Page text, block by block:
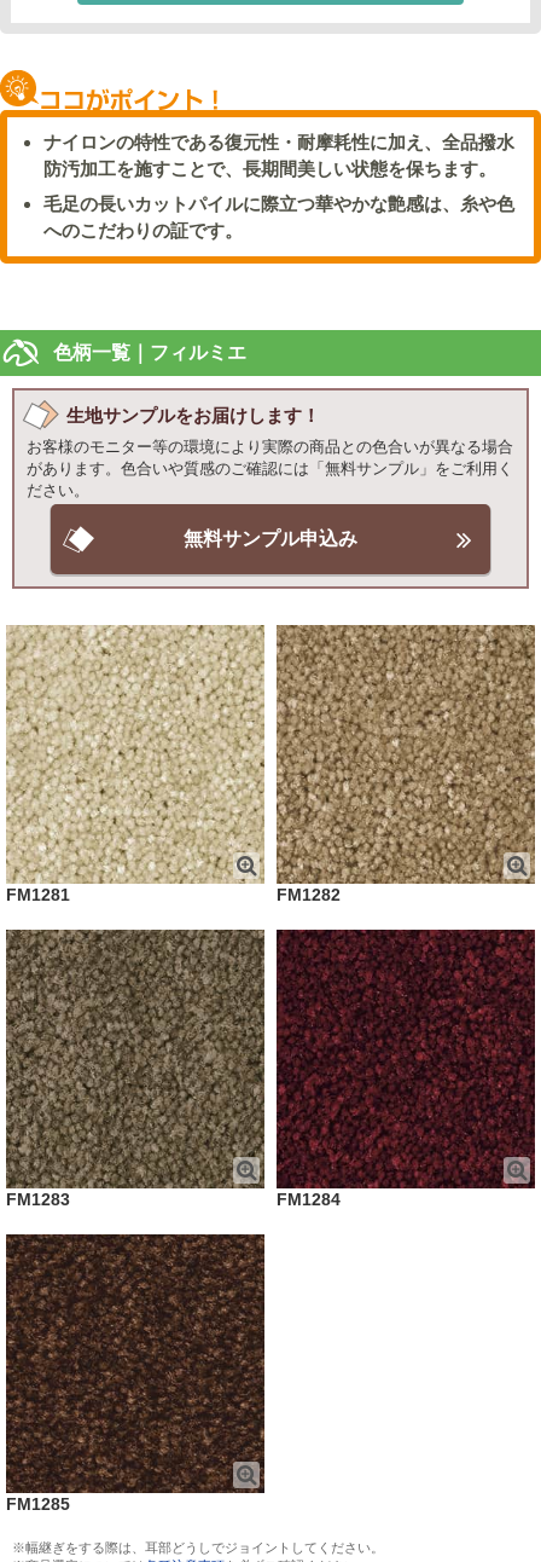
ナイロンの特性である復元性・耐摩耗性に加え、全品撥水
防汚加工を施すことで、長期間美しい状態を保ちます。
毛足の長いカットパイルに際立つ華やかな艶感は、糸や色
へのこだわりの証です。
色柄一覧｜フィルミエ
生地サンプルをお届けします！
お客様のモニター等の環境により実際の商品との色合いが異なる場合
があります。色合いや質感のご確認には「無料サンプル」をご利用く
ださい。
無料サンプル申込み
FM1281 FM1282
FM1283 FM1284
FM1285
※幅継ぎをする際は、耳部どうしでジョイントしてください。